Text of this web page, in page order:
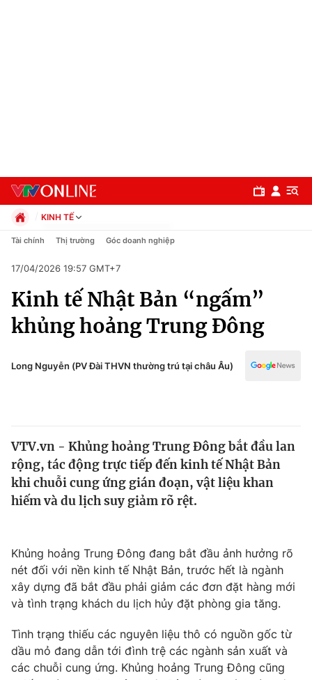
Chuyên mục
Chính trị
Thế giới
Tin tức
Câu chuyện quốc tế
Tài chính
Thị trường
Góc doanh nghiệp
Dữ liệu và đời sống
Truyền hình
Phim VTV
Hậu trường
Giải trí
Điện ảnh
KINH TẾ
Chính trị
Pháp luật
Kinh tế
Thể thao
Truyền hình
Y tế
Tài chính Thị trường Góc doanh nghiệp
17/04/2026 19:57 GMT+7
Kinh tế Nhật Bản “ngấm”
khủng hoảng Trung Đông
Long Nguyễn (PV Đài THVN thường trú tại châu Âu)
VTV.vn - Khủng hoảng Trung Đông bắt đầu lan
rộng, tác động trực tiếp đến kinh tế Nhật Bản
khi chuỗi cung ứng gián đoạn, vật liệu khan
hiếm và du lịch suy giảm rõ rệt.
Khủng hoảng Trung Đông đang bắt đầu ảnh hưởng rõ
nét đối với nền kinh tế Nhật Bản, trước hết là ngành
xây dựng đã bắt đầu phải giảm các đơn đặt hàng mới
và tình trạng khách du lịch hủy đặt phòng gia tăng.
Tình trạng thiếu các nguyên liệu thô có nguồn gốc từ
dầu mỏ đang dẫn tới đình trệ các ngành sản xuất và
các chuỗi cung ứng. Khủng hoảng Trung Đông cũng